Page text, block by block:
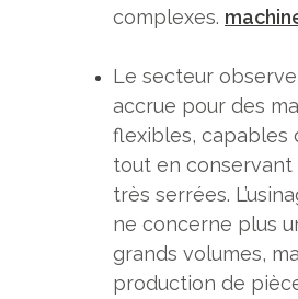
complexes.
Le secteur
accrue pour des
flexibles, capables
tout en
très serrées.
ne concerne plus
grands volumes,
production de